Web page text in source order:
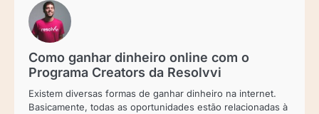
Como ganhar dinheiro online com o
Programa Creators da Resolvvi
Existem diversas formas de ganhar dinheiro na internet.
Basicamente, todas as oportunidades estão relacionadas à